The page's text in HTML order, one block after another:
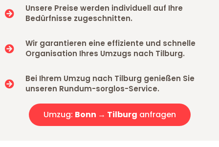
Unsere Preise werden individuell auf Ihre
Bedürfnisse zugeschnitten.
Wir garantieren eine effiziente und schnelle
Organisation Ihres Umzugs nach Tilburg.
Bei Ihrem Umzug nach Tilburg genießen Sie
unseren Rundum-sorglos-Service.
Umzug: Bonn → Tilburg anfragen